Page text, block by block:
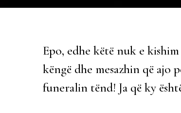
Epo, edhe këtë nuk e
këngë dhe mesazhin që ajo
funeralin tënd! Ja që ky